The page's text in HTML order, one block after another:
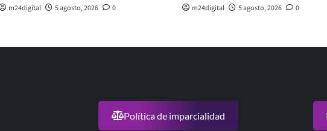
m24digital 5 agosto, 2026 0 m24digital 5 agosto, 2026 0
Política de imparcialidad